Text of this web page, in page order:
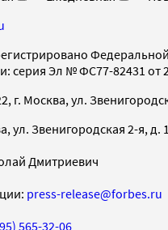
серия Эл № ФС77-82431 от
г. Москва, ул.
ул. Звенигородская 2-я, д.
Дмитриевич
press-release@forbes.ru
565-32-06